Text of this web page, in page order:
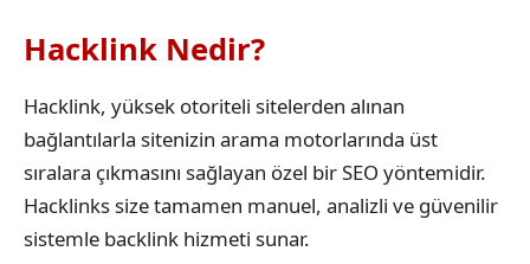
Hacklink Nedir?
Hacklink, yüksek otoriteli sitelerden alınan
bağlantılarla sitenizin arama motorlarında üst
sıralara çıkmasını sağlayan özel bir SEO yöntemidir.
Hacklinks size tamamen manuel, analizli ve güvenilir
sistemle backlink hizmeti sunar.